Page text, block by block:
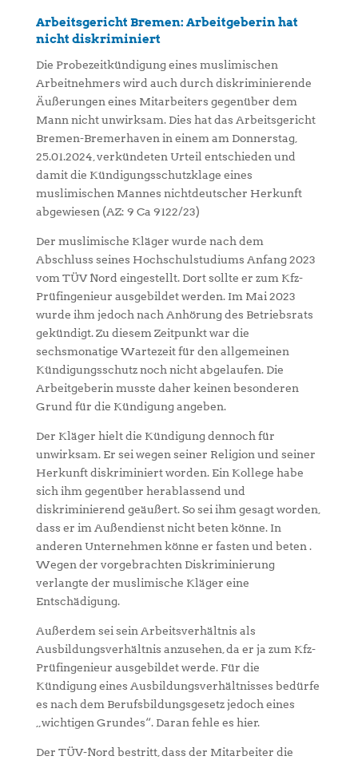
Arbeitsgericht Bremen: Arbeitgeberin hat
nicht diskriminiert
Die Probezeitkündigung eines muslimischen
Arbeitnehmers wird auch durch diskriminierende
Äußerungen eines Mitarbeiters gegenüber dem
Mann nicht unwirksam. Dies hat das Arbeitsgericht
Bremen-Bremerhaven in einem am Donnerstag,
25.01.2024, verkündeten Urteil entschieden und
damit die Kündigungsschutzklage eines
muslimischen Mannes nichtdeutscher Herkunft
abgewiesen (AZ: 9 Ca 9122/23)
Der muslimische Kläger wurde nach dem
Abschluss seines Hochschulstudiums Anfang 2023
vom TÜV Nord eingestellt. Dort sollte er zum Kfz-
Prüfingenieur ausgebildet werden. Im Mai 2023
wurde ihm jedoch nach Anhörung des Betriebsrats
gekündigt. Zu diesem Zeitpunkt war die
sechsmonatige Wartezeit für den allgemeinen
Kündigungsschutz noch nicht abgelaufen. Die
Arbeitgeberin musste daher keinen besonderen
Grund für die Kündigung angeben.
Der Kläger hielt die Kündigung dennoch für
unwirksam. Er sei wegen seiner Religion und seiner
Herkunft diskriminiert worden. Ein Kollege habe
sich ihm gegenüber herablassend und
diskriminierend geäußert. So sei ihm gesagt worden,
dass er im Außendienst nicht beten könne. In
anderen Unternehmen könne er fasten und beten .
Wegen der vorgebrachten Diskriminierung
verlangte der muslimische Kläger eine
Entschädigung.
Außerdem sei sein Arbeitsverhältnis als
Ausbildungsverhältnis anzusehen, da er ja zum Kfz-
Prüfingenieur ausgebildet werde. Für die
Kündigung eines Ausbildungsverhältnisses bedürfe
es nach dem Berufsbildungsgesetz jedoch eines
„wichtigen Grundes“. Daran fehle es hier.
Der TÜV-Nord bestritt, dass der Mitarbeiter die